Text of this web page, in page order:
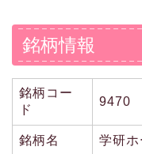
銘柄情報
銘柄コー
ド
9470
銘柄名 学研ホ